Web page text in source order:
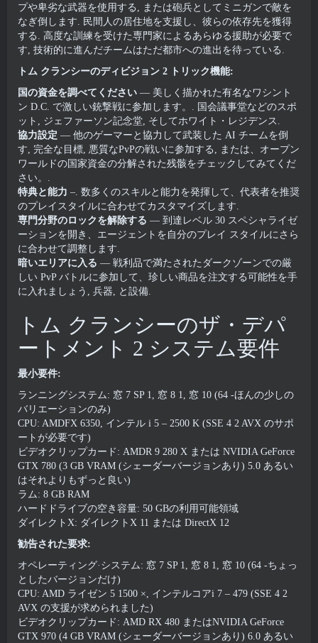
プや卑劣な武器を使用する, または砲兵としてミニガンで敵を
なぎ倒します. 民間人の居住地を支援し、彼らの依存先を獲得
する. 高度な訓練を受けた専門家によるあらゆる援助が必要で
す, 技術的に進んだチームはただ都市への進出を待っている.
トム クランシーのディビジョン 2 トリック機能:
国の資金を調べてください — 美しく描かれた有名なワシント
ン D.C. で激しい銃撃戦に参加します。. 国会議事堂などのスポ
ット, ジェファーソン記念堂, そしてホワイト・レジデンス.
協力設定 — 他のゲーマーと協力して武装した AI チームを倒
す, 完全な目標, 悪質なPvPの戦いに参加する, または、オープン
ワールドの国家資金の分解された残骸をチェックしてみてくだ
さい。.
特典と能力 –. 数多くのスキルと能力を発揮して、代表者を推奨
のプレイスタイルに合わせてカスタマイズします.
専門分野のロックを解除する — 到達レベル 30 スペシャライゼ
ーションを開き、エージェントを自分のプレイ スタイルにさら
に合わせて調整します.
暗いエリアに入る — 戦利品で満たされたダークゾーンでの厳
しい PvP バトルに参加して、珍しい商品を注文する可能性を手
に入れましょう, 兵器, と設備.
トム クランシーのザ・デパ
ートメント 2 システム要件
最小要件:
ランニングシステム: 窓 7 SP 1, 窓 8 1, 窓 10 (64 -ほんの少しの
バリエーションのみ)
CPU: AMDFX 6350, インテル i 5 – 2500 K (SSE 4 2 AVX のサポ
ートが必要です)
ビデオクリップカード: AMDR 9 280 X または NVIDIA GeForce
GTX 780 (3 GB VRAM (シェーダーバージョンあり) 5.0 あるい
はそれよりもずっと良い)
ラム: 8 GB RAM
ハードドライブの空き容量: 50 GBの利用可能領域
ダイレクトX: ダイレクトX 11 または DirectX 12
勧告された要求:
オペレーティング·システム: 窓 7 SP 1, 窓 8 1, 窓 10 (64 -ちょっ
としたバージョンだけ)
CPU: AMD ライゼン 5 1500 ×, インテルコアi 7 – 479 (SSE 4 2
AVX の支援が求められました)
ビデオクリップカード: AMD RX 480 またはNVIDIA GeForce
GTX 970 (4 GB VRAM (シェーダーバージョンあり) 6.0 あるい